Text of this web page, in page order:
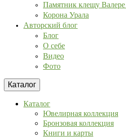
Памятник клещу
Корона Урала
Авторский блог
Блог
О себе
Видео
Фото
Каталог
Каталог
Ювелирная коллекция
Бронзовая коллекция
Книги и карты